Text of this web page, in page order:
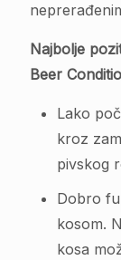
Najbolje
Beer
Lako
kroz
pivskog
Dobro
kosom.
kosa